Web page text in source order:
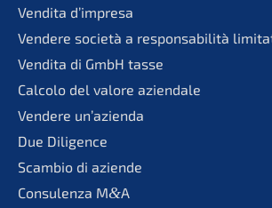
Vendita d’impre­sa
Vende­re socie­tà a responsa­bi­li­tà
Vendita di GmbH tasse
Calco­lo del valore aziendale
Vende­re un’azienda
Due Diligence
Scambio di aziende
Consu­len­za M&A